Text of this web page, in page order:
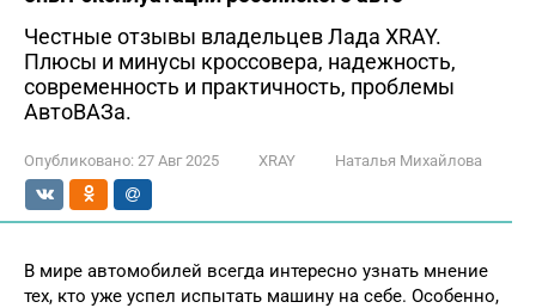
Честные отзывы владельцев Лада XRAY.
Плюсы и минусы кроссовера, надежность,
современность и практичность, проблемы
АвтоВАЗа.
Опубликовано: 27 Авг 2025 XRAY Наталья Михайлова
В мире автомобилей всегда интересно узнать мнение
тех, кто уже успел испытать машину на себе. Особенно,